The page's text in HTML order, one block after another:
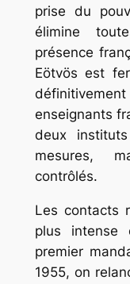
prise du
élimine
présence
Eötvös est
enseignants
deux
mesures,
contrôlés.
Les contacts
plus intense
premier
1955, on